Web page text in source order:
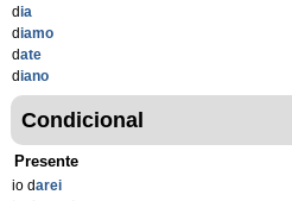
dia
diamo
date
diano
Condicional
Presente
io darei